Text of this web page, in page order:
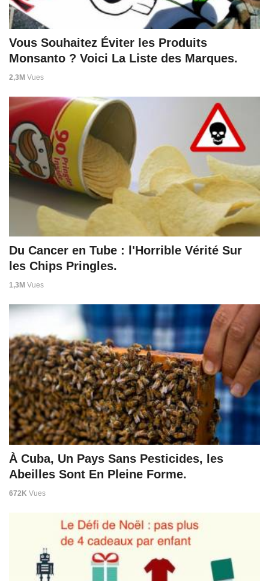
Vous Souhaitez Éviter les Produits
Monsanto ? Voici La Liste des Marques.
2,3M Vues
Du Cancer en Tube : l'Horrible Vérité Sur
les Chips Pringles.
1,3M Vues
À Cuba, Un Pays Sans Pesticides, les
Abeilles Sont En Pleine Forme.
672K Vues